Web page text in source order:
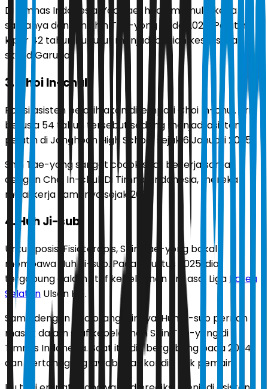
Di Timnas Indonesia, Yoo Jae-hoon memulai kerja
samanya dengan Shin Tae-yong pada 2020. Pelatih
kiper 42 tahun itu turut menjadi bagian kesuksesan
skuad Garuda.
3. Choi In-chul
Posisi asisten pelatih akan ditempati Choi In-chul. Pria
berusia 54 tahun tersebut sedang menjadi asisten
pelatih di Janghoon High School sejak 6 Januari 2025.
Shin Tae-yong sangat cocok saat bekerja sama
dengan Choi In-chul. Di Timnas Indonesia, mereka
mulai kerja samanya sejak 2021.
4. Huh Ji-sub
Untuk posisi Fisioterapis, Shin Tae-yong bakal
membawa Huh Ji-sub. Pada Agustus 2025, dia
tergabung dalam staf kepelatihan tim asal Liga Korea
Selatan Ulsan HD.
Sama dengan tiga orang lainnya, Huh Ji-sub pernah
masuk dalam staf kepelatihan Shin Tae-yong di
Timnas Indonesia. Saat itu, dia bergabung pada 2024
dan bertanggung jawab atas kondisi fisik pemain.